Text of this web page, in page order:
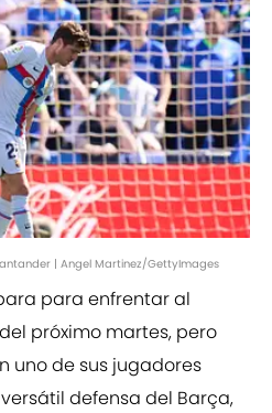
| Angel Martinez/GettyImages
para enfrentar al
próximo martes, pero
uno de sus jugadores
versátil defensa del Barça,